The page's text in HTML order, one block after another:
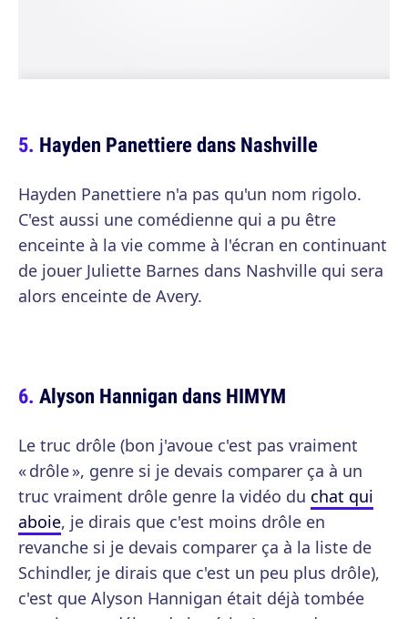
Hayden Panettiere dans Nashville
Hayden Panettiere n'a pas qu'un nom rigolo.
C'est aussi une comédienne qui a pu être
enceinte à la vie comme à l'écran en continuant
de jouer Juliette Barnes dans Nashville qui sera
alors enceinte de Avery.
Alyson Hannigan dans HIMYM
Le truc drôle (bon j'avoue c'est pas vraiment
« drôle », genre si je devais comparer ça à un
truc vraiment drôle genre la vidéo du chat qui
aboie, je dirais que c'est moins drôle en
revanche si je devais comparer ça à la liste de
Schindler, je dirais que c'est un peu plus drôle),
c'est que Alyson Hannigan était déjà tombée